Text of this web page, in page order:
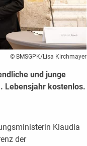
© BMSGPK/Lisa Kirchmayer
und junge
Lebensjahr kostenlos.
Klaudia
der